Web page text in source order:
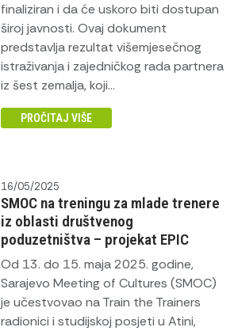
finaliziran i da će uskoro biti dostupan
široj javnosti. Ovaj dokument
predstavlja rezultat višemjesečnog
istraživanja i zajedničkog rada partnera
iz šest zemalja, koji...
PROČITAJ VIŠE
16/05/2025
SMOC na treningu za mlade trenere
iz oblasti društvenog
poduzetništva – projekat EPIC
Od 13. do 15. maja 2025. godine,
Sarajevo Meeting of Cultures (SMOC)
je učestvovao na Train the Trainers
radionici i studijskoj posjeti u Atini,